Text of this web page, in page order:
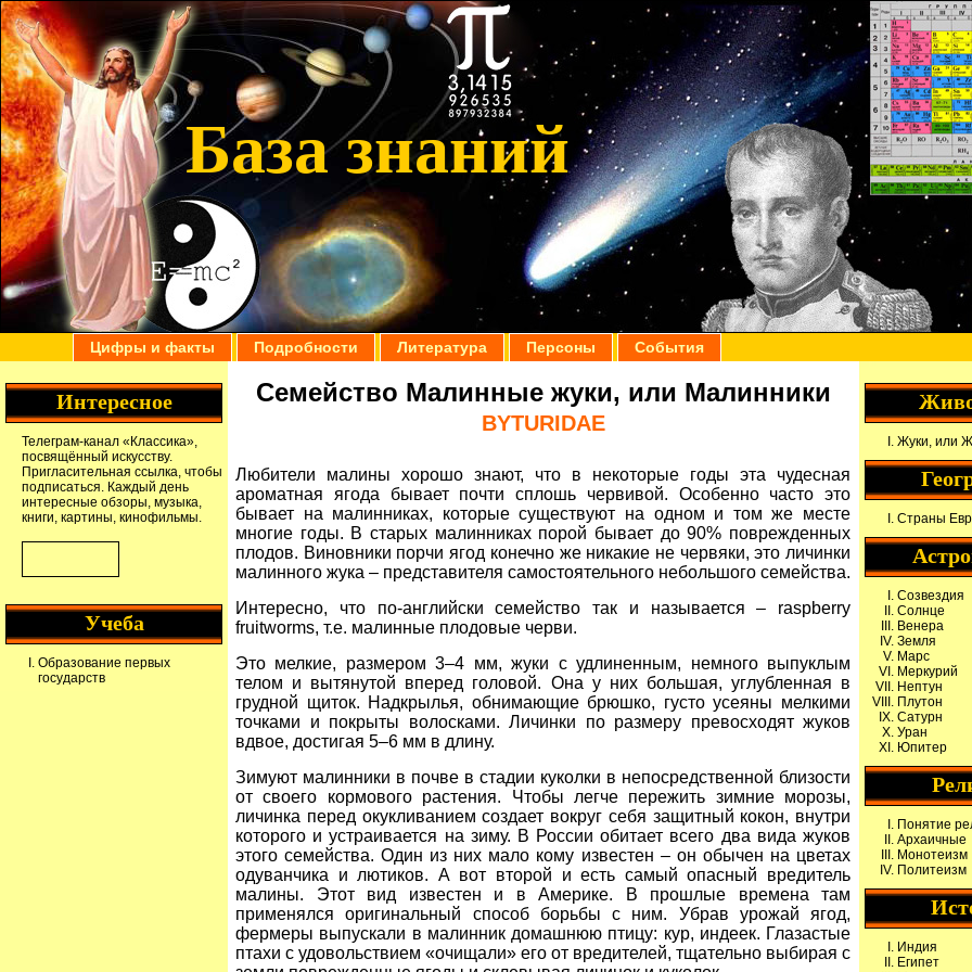
База знаний
Цифры и факты Подробности Литература Персоны События
Семейство Малинные жуки, или Малинники
BYTURIDAE
Любители малины хорошо знают, что в некоторые годы эта чудесная
ароматная ягода бывает почти сплошь червивой. Особенно часто это
бывает на малинниках, которые существуют на одном и том же месте
многие годы. В старых малинниках порой бывает до 90% поврежденных
плодов. Виновники порчи ягод конечно же никакие не червяки, это личинки
малинного жука – представителя самостоятельного небольшого семейства.
Интересно, что по-английски семейство так и называется – raspberry
fruitworms, т.е. малинные плодовые черви.
Это мелкие, размером 3–4 мм, жуки с удлиненным, немного выпуклым
телом и вытянутой вперед головой. Она у них большая, углубленная в
грудной щиток. Надкрылья, обнимающие брюшко, густо усеяны мелкими
точками и покрыты волосками. Личинки по размеру превосходят жуков
вдвое, достигая 5–6 мм в длину.
Зимуют малинники в почве в стадии куколки в непосредственной близости
от своего кормового растения. Чтобы легче пережить зимние морозы,
личинка перед окукливанием создает вокруг себя защитный кокон, внутри
которого и устраивается на зиму. В России обитает всего два вида жуков
этого семейства. Один из них мало кому известен – он обычен на цветах
одуванчика и лютиков. А вот второй и есть самый опасный вредитель
малины. Этот вид известен и в Америке. В прошлые времена там
применялся оригинальный способ борьбы с ним. Убрав урожай ягод,
фермеры выпускали в малинник домашнюю птицу: кур, индеек. Глазастые
птахи с удовольствием «очищали» его от вредителей, тщательно выбирая с
Жуки, или
Страны
Созвездия
Солнце
Венера
Земля
Марс
Меркурий
Нептун
Плутон
Сатурн
Уран
Юпитер
Понятие
Архаичные
Монотеизм
Политеизм
Индия
Египет
Интересное
Телеграм-канал «Классика»,
посвящённый искусству.
Пригласительная ссылка, чтобы
подписаться. Каждый день
интересные обзоры, музыка,
книги, картины, кинофильмы.
Учеба
Образование первых
государств